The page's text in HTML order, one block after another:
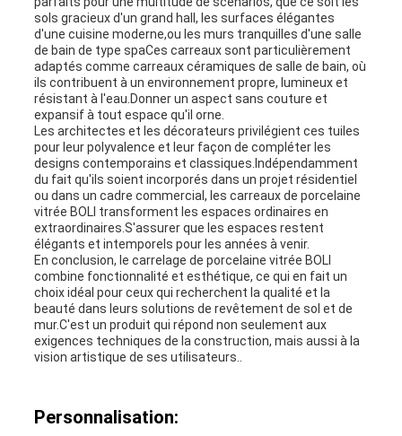
sols gracieux d'un grand hall, les surfaces élégantes
d'une cuisine moderne,ou les murs tranquilles d'une salle
de bain de type spaCes carreaux sont particulièrement
adaptés comme carreaux céramiques de salle de bain, où
ils contribuent à un environnement propre, lumineux et
résistant à l'eau.Donner un aspect sans couture et
expansif à tout espace qu'il orne.
Les architectes et les décorateurs privilégient ces tuiles
pour leur polyvalence et leur façon de compléter les
designs contemporains et classiques.Indépendamment
du fait qu'ils soient incorporés dans un projet résidentiel
ou dans un cadre commercial, les carreaux de porcelaine
vitrée BOLI transforment les espaces ordinaires en
extraordinaires.S'assurer que les espaces restent
élégants et intemporels pour les années à venir.
En conclusion, le carrelage de porcelaine vitrée BOLI
combine fonctionnalité et esthétique, ce qui en fait un
choix idéal pour ceux qui recherchent la qualité et la
beauté dans leurs solutions de revêtement de sol et de
mur.C'est un produit qui répond non seulement aux
exigences techniques de la construction, mais aussi à la
vision artistique de ses utilisateurs..
Personnalisation: